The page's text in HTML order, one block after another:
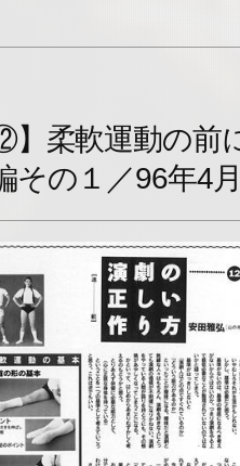
】柔軟運動の前
その１／96年4